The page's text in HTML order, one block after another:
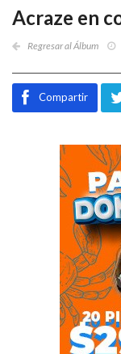
Acraze en
Regresar al Álbum
Compartir